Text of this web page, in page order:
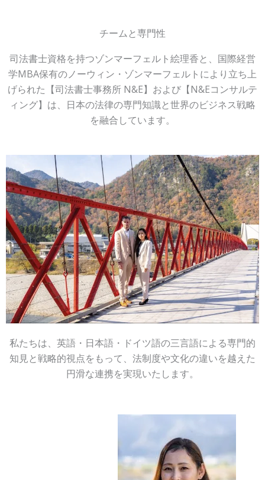
チームと専門性
司法書士資格を持つゾンマーフェルト絵理香と、国際経営
学MBA保有のノーウィン・ゾンマーフェルトにより立ち上
げられた【司法書士事務所 N&E】および【N&Eコンサルテ
ィング】は、日本の法律の専門知識と世界のビジネス戦略
を融合しています。
私たちは、英語・日本語・ドイツ語の三言語による専門的
知見と戦略的視点をもって、法制度や文化の違いを越えた
円滑な連携を実現いたします。